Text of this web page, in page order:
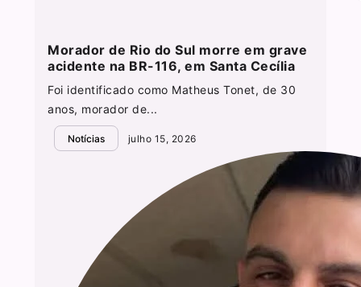
Morador de Rio do Sul morre em grave
acidente na BR-116, em Santa Cecília
Foi identificado como Matheus Tonet, de 30
anos, morador de...
Notícias julho 15, 2026